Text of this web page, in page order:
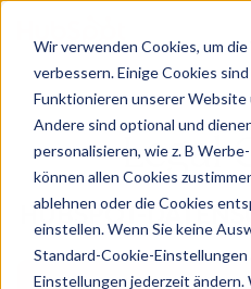
Wir verwenden Cookies, um
verbessern. Einige Cookies
Funktionieren unserer Website
Andere sind optional und
personalisieren, wie z. B
können allen Cookies
ablehnen oder die Cookies
einstellen. Wenn Sie keine
Standard-Cookie-
Einstellungen jederzeit
Legal
HUBSPOT-